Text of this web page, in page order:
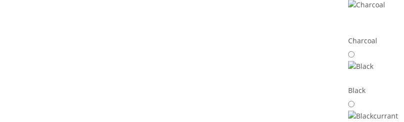
Charcoal
Black